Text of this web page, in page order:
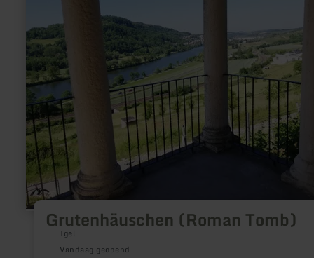
Grutenhäuschen (Roman Tomb)
Igel
Vandaag geopend